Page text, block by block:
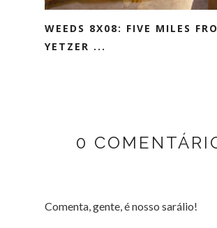
WEEDS 8X08: FIVE MILES
YETZER ...
0
Comenta, gente, é nosso sarálio!